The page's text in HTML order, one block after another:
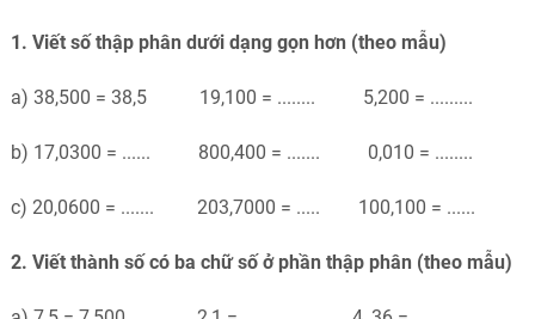
1. Viết số thập phân dưới dạng gọn hơn (theo mẫu)
a) 38,500 = 38,5 19,100 = ........ 5,200 = .........
b) 17,0300 = ...... 800,400 = ....... 0,010 = ........
c) 20,0600 = ....... 203,7000 = ..... 100,100 = ......
2. Viết thành số có ba chữ số ở phần thập phân (theo mẫu)